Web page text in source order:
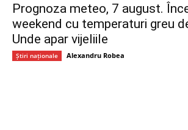
Prognoza meteo, 7 august.
weekend cu temperaturi greu
Unde apar vijeliile
Știri naționale Alexandru Robea